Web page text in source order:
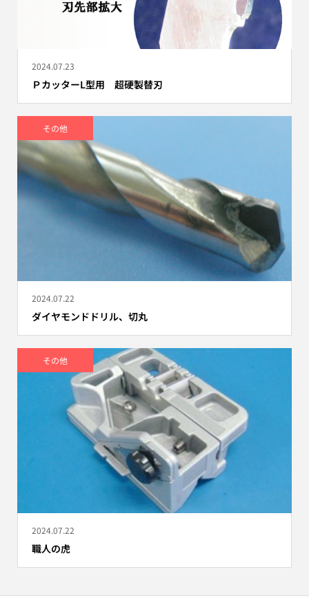
2024.07.23
ＰカッターL型用 超硬製替刃
2024.07.22
ダイヤモンドドリル、切丸
その他
2024.07.22
職人の虎
その他